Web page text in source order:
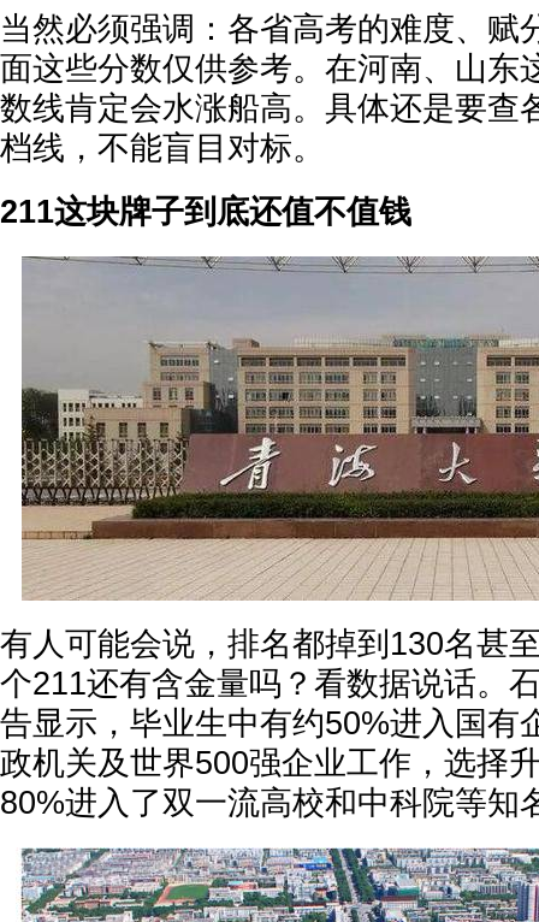
当然必须强调：各省高考的难度、赋
面这些分数仅供参考。在河南、山东
数线肯定会水涨船高。具体还是要查
档线，不能盲目对标。
211这块牌子到底还值不值钱
有人可能会说，排名都掉到130名甚
个211还有含金量吗？看数据说话。
告显示，毕业生中有约50%进入国有
政机关及世界500强企业工作，选择
80%进入了双一流高校和中科院等知